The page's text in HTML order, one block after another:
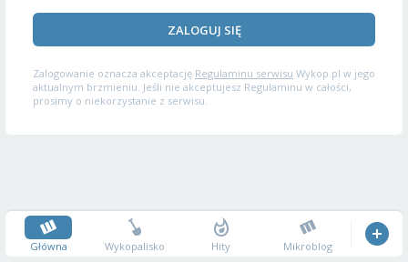
ZALOGUJ SIĘ
Zalogowanie oznacza akceptację Regulaminu serwisu Wykop.pl w jego
aktualnym brzmieniu. Jeśli nie akceptujesz Regulaminu w całości,
prosimy o niekorzystanie z serwisu.
Główna Wykopalisko Hity Mikroblog